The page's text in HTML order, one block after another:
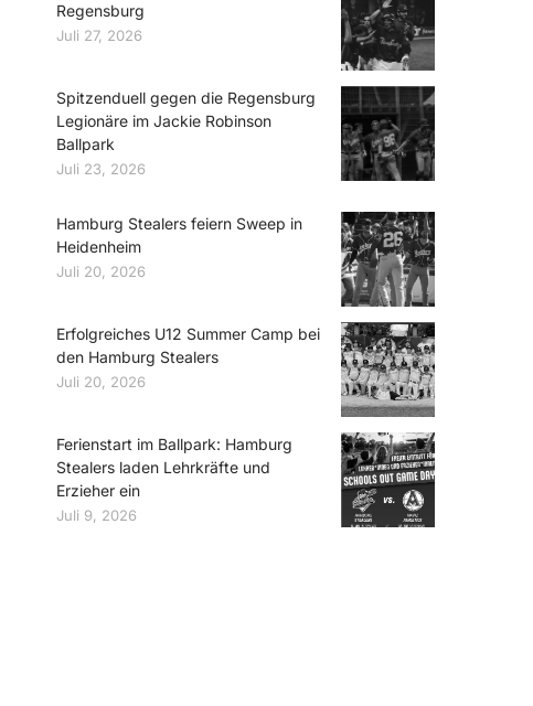
Regensburg
Juli 27, 2026
Spitzenduell gegen die Regensburg
Legionäre im Jackie Robinson
Ballpark
Juli 23, 2026
Hamburg Stealers feiern Sweep in
Heidenheim
Juli 20, 2026
Erfolgreiches U12 Summer Camp bei
den Hamburg Stealers
Juli 20, 2026
Ferienstart im Ballpark: Hamburg
Stealers laden Lehrkräfte und
Erzieher ein
Juli 9, 2026